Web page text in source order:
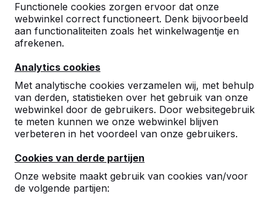
Functionele cookies zorgen ervoor dat onze
webwinkel correct functioneert. Denk bijvoorbeeld
aan functionaliteiten zoals het winkelwagentje en
afrekenen.
Analytics cookies
Met analytische cookies verzamelen wij, met behulp
van derden, statistieken over het gebruik van onze
webwinkel door de gebruikers. Door websitegebruik
te meten kunnen we onze webwinkel blijven
verbeteren in het voordeel van onze gebruikers.
Cookies van derde partijen
Onze website maakt gebruik van cookies van/voor
de volgende partijen:
Vorige week is er weer een pingpongtafel bij
ons afgeleverd, ditmaal niet op de werf maar
op locatie in een (krappe) wijk.
Ik wil graag een groot compliment maken aan
de chauffeur die mij heeft geholpen met het
behulpzaam en kundig, kortom echt
Dus mijn grote dank voor de hulp en een